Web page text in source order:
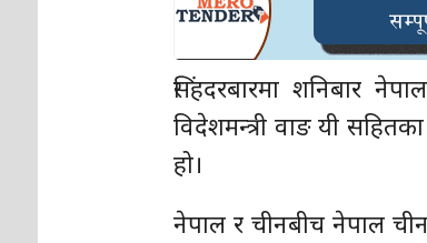
सिंहदरबारमा शनिबार
विदेशमन्त्री वाङ यी
हो।
नेपाल र चीनबीच नेपाल